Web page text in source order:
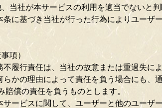
、当社が本サービスの利用を適当でないと
条に基づき当社が行った行為によりユーザ
項）
不履行責任は、当社の故意または重過失に
らかの理由によって責任を負う場合にも、
賠償の責任を負うものとします。
サービスに関して、ユーザーと他のユーザ